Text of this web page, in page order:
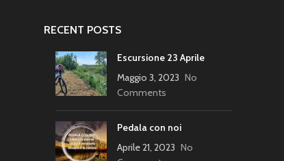
RECENT POSTS
Escursione 23 Aprile
Maggio 3, 2023 No
Comments
Pedala con noi
Aprile 21, 2023 No